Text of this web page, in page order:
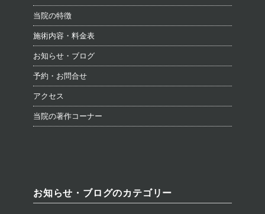
当院の特徴
施術内容・料金表
お知らせ・ブログ
予約・お問合せ
アクセス
当院の著作コーナー
お知らせ・ブログのカテゴリー